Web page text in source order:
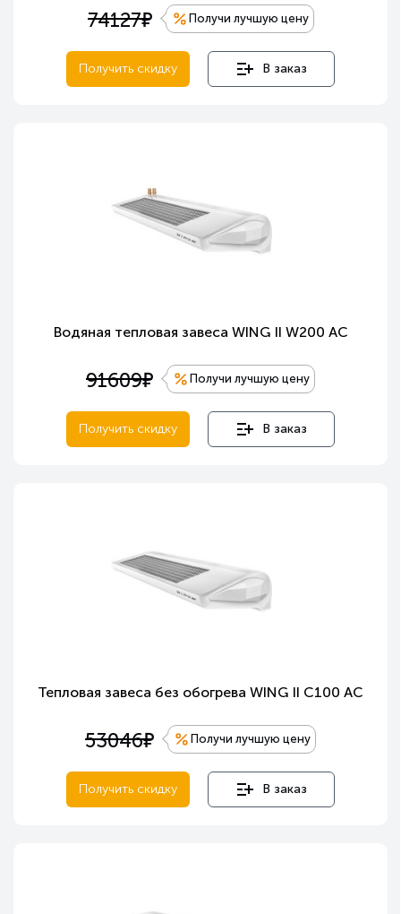
74127е Получи лучшую цену
Получить скидку В заказ
Водяная тепловая завеса WING II W200 AC
91609е Получи лучшую цену
Получить скидку В заказ
Тепловая завеса без обогрева WING II C100 AC
53046е Получи лучшую цену
Получить скидку В заказ